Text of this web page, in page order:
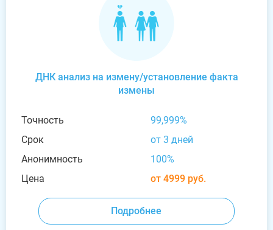
ДНК анализ на измену/установление факта
измены
Точность
99,999%
Срок
от 3 дней
Анонимность
100%
Цена
от 4999 руб.
Подробнее